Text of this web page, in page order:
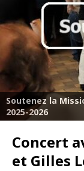
Soutenez la
2025-2026
Concert
et Gilles